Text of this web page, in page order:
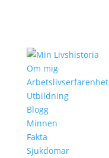
Om mig
Arbetslivserfarenhet
Utbildning
Blogg
Minnen
Fakta
Sjukdomar